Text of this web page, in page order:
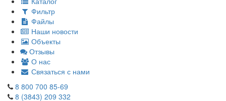
Фильтр
Файлы
Наши новости
Объекты
Отзывы
О нас
Связаться с нами
8 800 700 85-69
8 (3843) 209 332